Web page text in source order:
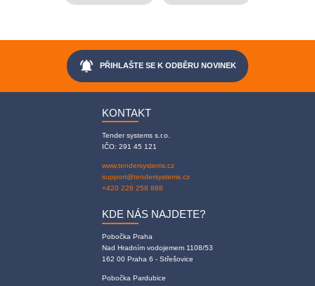
notifications_active PŘIHLAŠTE SE K ODBĚRU NOVINEK
KONTAKT
Tender systems s.r.o.
IČO: 291 45 121
www.tendersystems.cz
support@tendersystems.cz
+420 226 258 888
KDE NÁS NAJDETE?
Pobočka Praha
Nad Hradním vodojemem 1108/53
162 00 Praha 6 - Střešovice
Pobočka Pardubice